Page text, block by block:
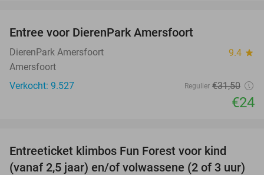
Entree voor DierenPark Amersfoort
DierenPark Amersfoort 9.4 star
Amersfoort
Verkocht: 9.527
Regulier €31,50
€24
Entreeticket klimbos Fun Forest voor kind
(vanaf 2,5 jaar) en/of volwassene (2 of 3 uur)